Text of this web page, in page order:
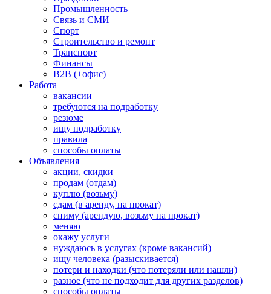
Промышленность
Связь и СМИ
Спорт
Строительство и ремонт
Транспорт
Финансы
B2B (+офис)
Работа
вакансии
требуются на подработку
резюме
ищу подработку
правила
способы оплаты
Объявления
акции, скидки
продам (отдам)
куплю (возьму)
сдам (в аренду, на прокат)
сниму (арендую, возьму на прокат)
меняю
окажу услуги
нуждаюсь в услугах (кроме вакансий)
ищу человека (разыскивается)
потери и находки (что потеряли или нашли)
разное (что не подходит для других разделов)
способы оплаты